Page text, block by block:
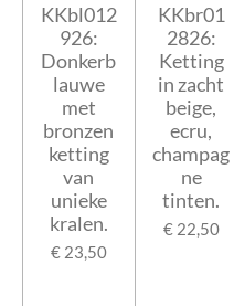
KKbl012
926:
Donkerb
lauwe
met
bronzen
ketting
van
unieke
kralen.
€ 23,50
KKbr01
2826:
Ketting
in zacht
beige,
ecru,
champag
ne
tinten.
€ 22,50